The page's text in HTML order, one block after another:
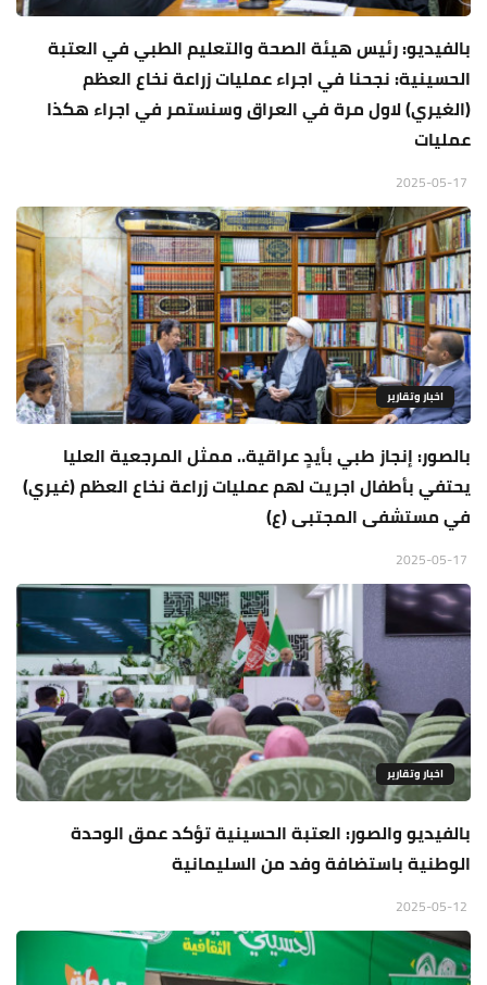
بالفيديو: رئيس هيئة الصحة والتعليم الطبي في العتبة
الحسينية: نجحنا في اجراء عمليات زراعة نخاع العظم
(الغيري) لاول مرة في العراق وسنستمر في اجراء هكذا
عمليات
اخبار وتقارير
بالصور: إنجاز طبي بأيدٍ عراقية.. ممثل المرجعية العليا
يحتفي بأطفال اجريت لهم عمليات زراعة نخاع العظم (غيري)
في مستشفى المجتبى (ع)
اخبار وتقارير
بالفيديو والصور: العتبة الحسينية تؤكد عمق الوحدة
الوطنية باستضافة وفد من السليمانية